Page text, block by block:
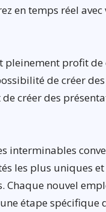
en temps réel
pleinement profit
de créer
créer des
interminables
les plus uniques et
Chaque nouvel
étape spécifique